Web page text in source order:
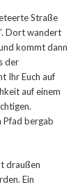
Straße
Dort wandert
kommt dann
der
Ihr Euch auf
auf einem
Pfad bergab
draußen
Ein